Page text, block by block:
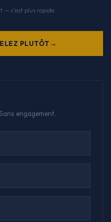
— c'est plus rapide.
PLUTÔT
engagement.